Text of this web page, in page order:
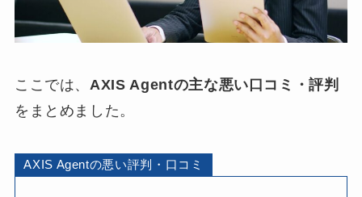
ここでは、 AXIS Agentの主な悪い口コミ・評判
をまとめました。
AXIS Agentの悪い評判・口コミ